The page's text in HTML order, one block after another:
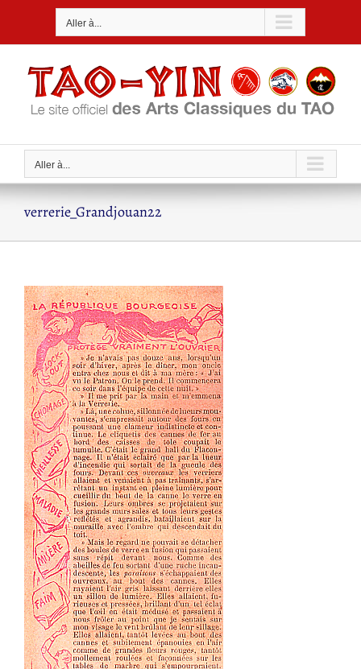
Aller à...
Aller à...
verrerie_Grandjouan22